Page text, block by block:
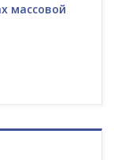
массовой